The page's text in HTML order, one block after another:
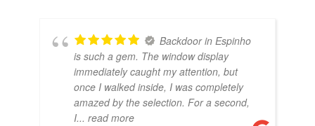
Backdoor in Espinho
is such a gem. The window display
immediately caught my attention, but
once I walked inside, I was completely
amazed by the selection. For a second,
I... read more